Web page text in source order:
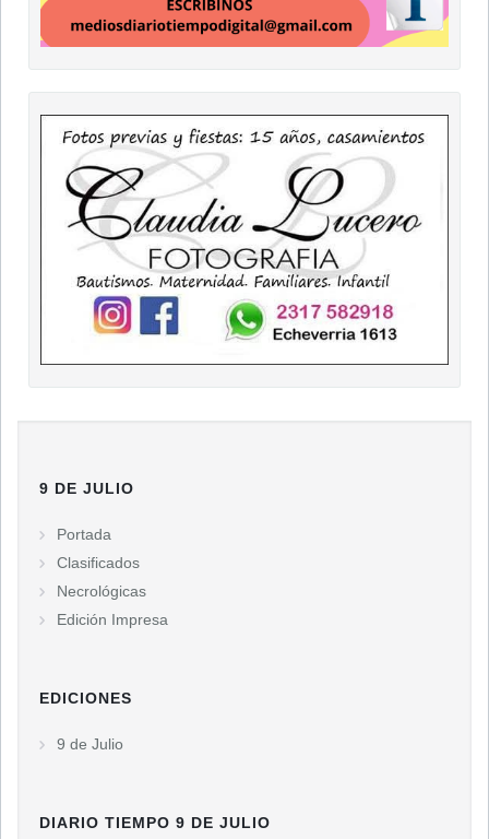
9 DE JULIO
Portada
Clasificados
Necrológicas
Edición Impresa
EDICIONES
9 de Julio
DIARIO TIEMPO 9 DE JULIO